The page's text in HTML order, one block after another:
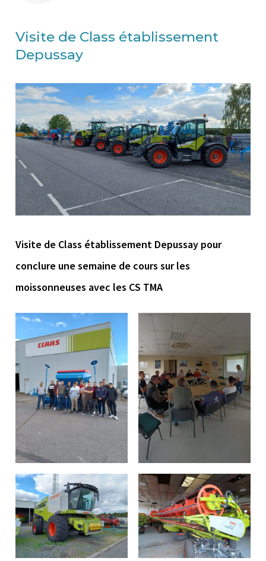
Visite de Class établissement
Depussay
Visite de Class établissement Depussay pour
conclure une semaine de cours sur les
moissonneuses avec les CS TMA